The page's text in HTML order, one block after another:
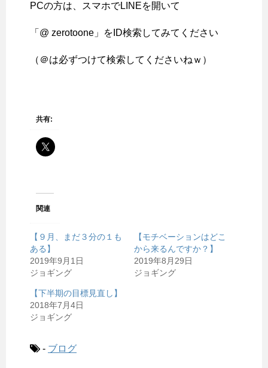
PCの方は、スマホでLINEを開いて
「@ zerotoone」をID検索してみてください
（＠は必ずつけて検索してくださいねｗ）
共有:
関連
【９月、まだ３分の１も
ある】
2019年9月1日
ジョギング
【モチベーションはどこ
から来るんですか？】
2019年8月29日
ジョギング
【下半期の目標見直し】
2018年7月4日
ジョギング
- ブログ